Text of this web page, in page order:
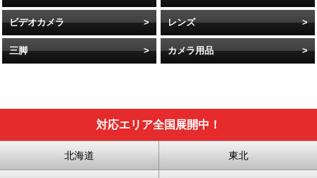
ビデオカメラ レンズ
三脚 カメラ用品
対応エリア全国展開中！
北海道 東北